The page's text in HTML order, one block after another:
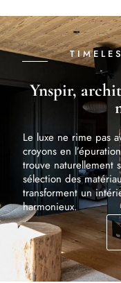
Ynspir,
Le luxe ne rime pas
croyons en
trouve naturellement
sélection des
transforment un
harmonieux.